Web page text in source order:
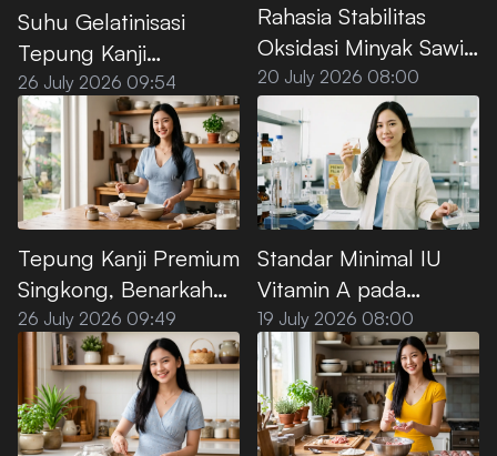
Suhu Gelatinisasi
Tepung Kanji
Premium, Ini Titik
Optimalnya
26 July 2026 09:54
Rahasia Stabilitas
Oksidasi Minyak Sawit
Premium untuk Deep
Frying
20 July 2026 08:00
Tepung Kanji Premium
Singkong, Benarkah
100% Bebas Gluten?
26 July 2026 09:49
Standar Minimal IU
Vitamin A pada
Minyak Goreng Sawit
Premium
19 July 2026 08:00